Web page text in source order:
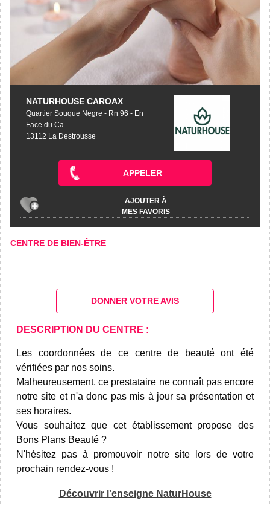
NATURHOUSE CAROAX
Quartier Souque Negre - Rn 96 - En
Face du Ca
13112 La Destrousse
APPELER
AJOUTER À
MES FAVORIS
CENTRE DE BIEN-ÊTRE
DONNER VOTRE AVIS
DESCRIPTION DU CENTRE :
Les coordonnées de ce centre de beauté ont été
vérifiées par nos soins.
Malheureusement, ce prestataire ne connaît pas encore
notre site et n'a donc pas mis à jour sa présentation et
ses horaires.
Vous souhaitez que cet établissement propose des
Bons Plans Beauté ?
N'hésitez pas à promouvoir notre site lors de votre
prochain rendez-vous !
Découvrir l'enseigne NaturHouse